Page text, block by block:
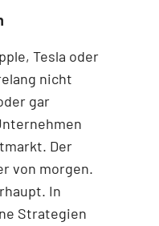
Tesla oder
nicht
gar
Der
von morgen.
In
Strategien